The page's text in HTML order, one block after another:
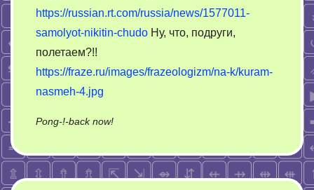
https://russian.rt.com/russia/news/1577011-
samolyot-nikitin-chudo Ну, что, подруги,
полетаем?!!
https://fraze.ru/images/frazeologizm/na-k/kuram-
nasmeh-4.jpg
Pong-!-back now!on
Это
куры